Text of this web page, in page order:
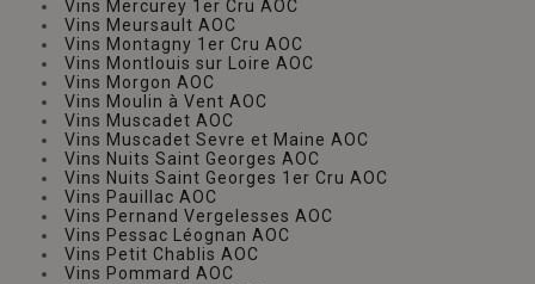
Vins Mercurey 1er Cru AOC
Vins Meursault AOC
Vins Montagny 1er Cru AOC
Vins Montlouis sur Loire AOC
Vins Morgon AOC
Vins Moulin à Vent AOC
Vins Muscadet AOC
Vins Muscadet Sevre et Maine AOC
Vins Nuits Saint Georges AOC
Vins Nuits Saint Georges 1er Cru AOC
Vins Pauillac AOC
Vins Pernand Vergelesses AOC
Vins Pessac Léognan AOC
Vins Petit Chablis AOC
Vins Pommard AOC